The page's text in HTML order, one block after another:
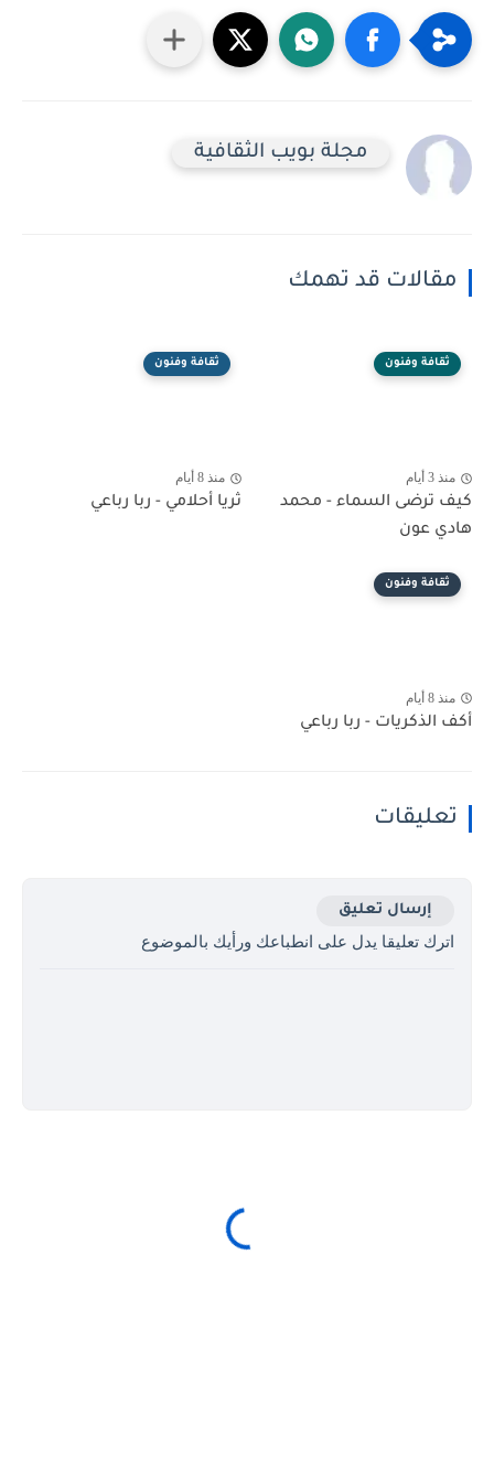
مجلة بويب الثقافية
مقالات قد تهمك
ثقافة وفنون
منذ 3 أيام
كيف ترضى السماء - محمد
هادي عون
ثقافة وفنون
منذ 8 أيام
ثريا أحلامي - ربا رباعي
ثقافة وفنون
منذ 8 أيام
أكف الذكريات - ربا رباعي
تعليقات
إرسال تعليق
اترك تعليقا يدل على انطباعك ورأيك بالموضوع